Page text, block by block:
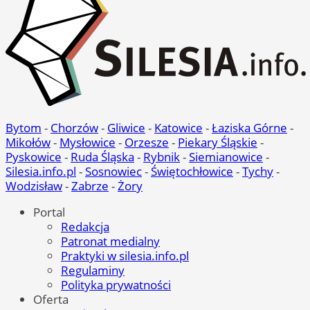
Bytom - Chorzów- Gliwice - Katowice -Łaziska Górne -
Mikołów- Mysłowice - Orzesze - Piekary Śląskie -
Pyskowice - Ruda Śląska - Rybnik-Siemianowice -
Silesia.info.pl -Sosnowiec-Świętochłowice -Tychy-
Wodzisław-Zabrze -Żory
Portal
Redakcja
Patronat medialny
Praktyki w silesia.info.pl
Regulaminy
Polityka prywatności
Oferta